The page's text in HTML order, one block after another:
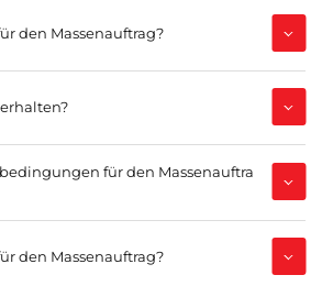
den Massenauftrag?
für den Massenauftra
den Massenauftrag?